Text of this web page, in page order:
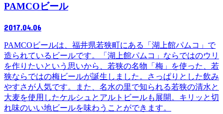
PAMCOビール
2017.04.06
PAMCOビールは、福井県若狭町にある「湖上館パムコ」で
造られているビールです。「湖上館パムコ」ならではのウリ
を作りたいという思いから、若狭の名物「梅」を使った、若
狭ならではの梅ビールが誕生しました。さっぱりとした飲み
やすさが人気です。また、名水の里で知られる若狭の清水と
大麦を使用したケルシュとアルトビールも展開。キリッと切
れ味のいい地ビールを味わうことができます。